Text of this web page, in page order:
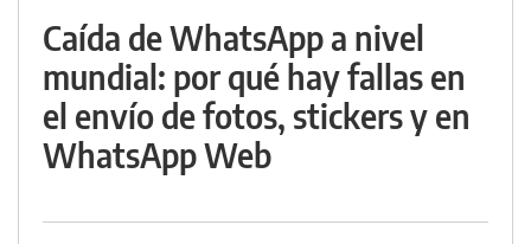
Caída de WhatsApp a nivel
mundial: por qué hay fallas en
el envío de fotos, stickers y en
WhatsApp Web